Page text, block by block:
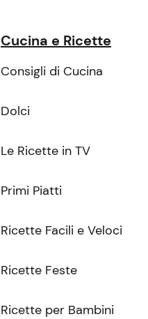
Cucina e Ricette
Consigli di Cucina
Dolci
Le Ricette in TV
Primi Piatti
Ricette Facili e Veloci
Ricette Feste
Ricette per Bambini